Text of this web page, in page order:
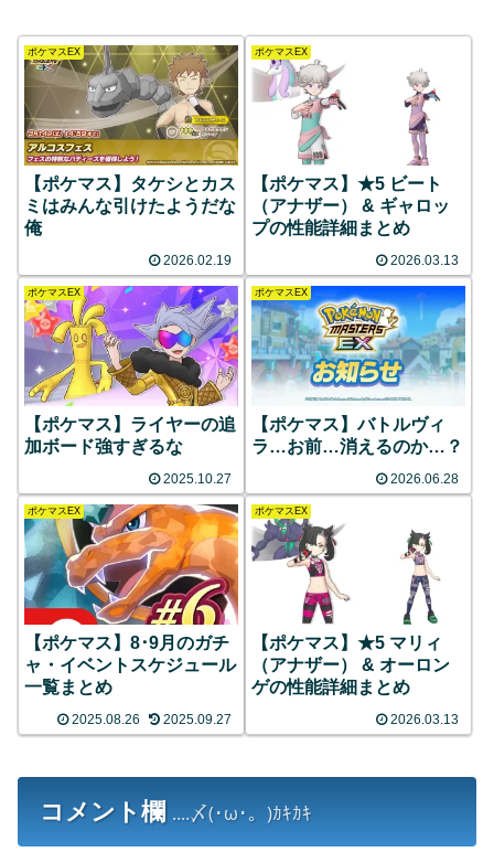
ポケマスEX
【ポケマス】タケシとカス
ミはみんな引けたようだな
俺
2026.02.19
ポケマスEX
【ポケマス】★5 ビート
（アナザー） & ギャロッ
プの性能詳細まとめ
2026.03.13
ポケマスEX
【ポケマス】ライヤーの追
加ボード強すぎるな
2025.10.27
ポケマスEX
【ポケマス】バトルヴィ
ラ…お前…消えるのか…？
2026.06.28
ポケマスEX
【ポケマス】8･9月のガチ
ャ・イベントスケジュール
一覧まとめ
2025.08.26 2025.09.27
ポケマスEX
【ポケマス】★5 マリィ
（アナザー） & オーロン
ゲの性能詳細まとめ
2026.03.13
コメント欄 ....〆(･ω･。)ｶｷｶｷ